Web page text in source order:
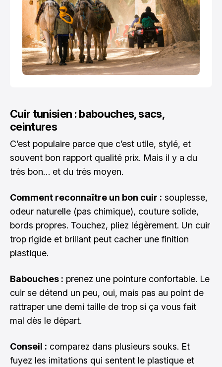
Cuir tunisien : babouches, sacs,
ceintures
C’est populaire parce que c’est utile, stylé, et
souvent bon rapport qualité prix. Mais il y a du
très bon… et du très moyen.
Comment reconnaître un bon cuir : souplesse,
odeur naturelle (pas chimique), couture solide,
bords propres. Touchez, pliez légèrement. Un cuir
trop rigide et brillant peut cacher une finition
plastique.
Babouches : prenez une pointure confortable. Le
cuir se détend un peu, oui, mais pas au point de
rattraper une demi taille de trop si ça vous fait
mal dès le départ.
Conseil : comparez dans plusieurs souks. Et
fuyez les imitations qui sentent le plastique et